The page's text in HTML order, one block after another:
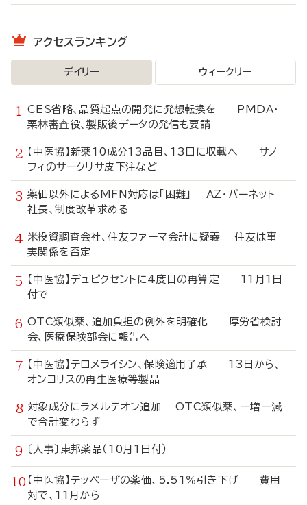
アクセスランキング
デイリー ウィークリー
CES省略、品質起点の開発に発想転換を PMDA・
栗林審査役、製販後データの発信も要請
【中医協】新薬10成分13品目、13日に収載へ サノ
フィのサークリサ皮下注など
薬価以外によるMFN対応は「困難」 AZ・バーネット
社長、制度改革求める
米投資調査会社、住友ファーマ会計に疑義 住友は事
実関係を否定
【中医協】デュピクセントに4度目の再算定 11月1日
付で
OTC類似薬、追加負担の例外を明確化 厚労省検討
会、医療保険部会に報告へ
【中医協】テロメライシン、保険適用了承 13日から、
オンコリスの再生医療等製品
対象成分にラメルテオン追加 OTC類似薬、一増一減
で合計変わらず
〔人事〕東邦薬品（10月1日付）
【中医協】テッペーザの薬価、5.51％引き下げ 費用
対で、11月から